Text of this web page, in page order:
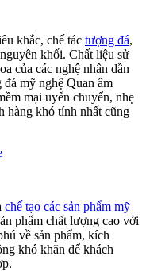
khắc, chế tác tượng đá,
khối. Chất liệu sử
của các nghệ nhân dần
mỹ nghệ Quan âm
mại uyển chuyển, nhẹ
hàng khó tính nhất cũng
chế tạo các sản phẩm mỹ
phẩm chất lượng cao với
về sản phẩm, kích
khó khăn để khách